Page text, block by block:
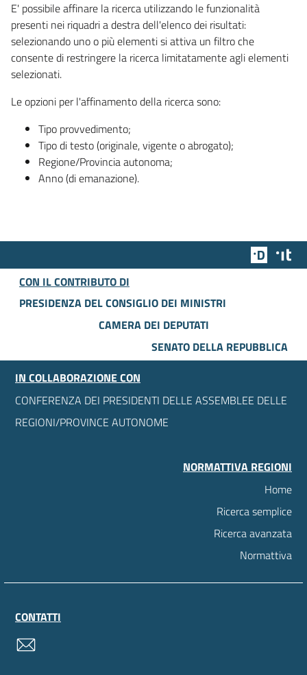
E' possibile affinare la ricerca utilizzando le funzionalità
presenti nei riquadri a destra dell'elenco dei risultati:
selezionando uno o più elementi si attiva un filtro che
consente di restringere la ricerca limitatamente agli elementi
selezionati.
Le opzioni per l'affinamento della ricerca sono:
Tipo provvedimento;
Tipo di testo (originale, vigente o abrogato);
Regione/Provincia autonoma;
Anno (di emanazione).
Team
CON IL CONTRIBUTO DI
PRESIDENZA DEL CONSIGLIO DEI MINISTRI
CAMERA DEI DEPUTATI
SENATO DELLA REPUBBLICA
IN COLLABORAZIONE CON
CONFERENZA DEI PRESIDENTI DELLE ASSEMBLEE DELLE
REGIONI/PROVINCE AUTONOME
NORMATTIVA REGIONI
Home
Ricerca semplice
Ricerca avanzata
Normattiva
CONTATTI